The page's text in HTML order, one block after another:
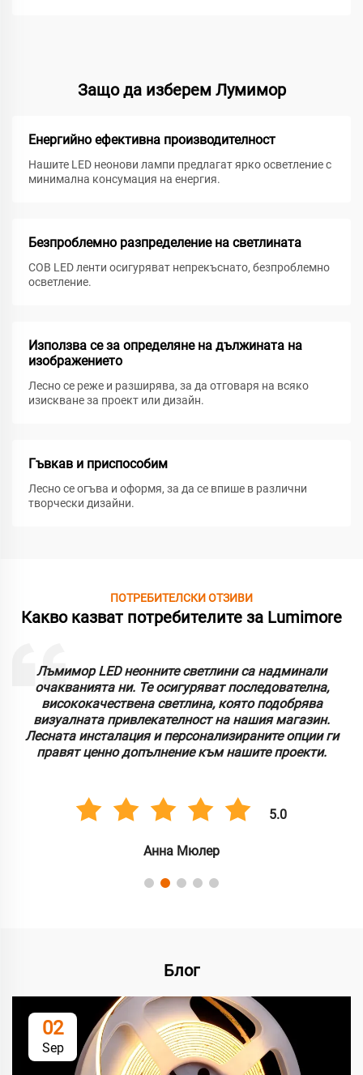
Защо да изберем Лумимор
Енергийно ефективна производителност
Нашите LED неонови лампи предлагат ярко осветление с
минимална консумация на енергия.
Безпроблемно разпределение на светлината
COB LED ленти осигуряват непрекъснато, безпроблемно
осветление.
Използва се за определяне на дължината на
изображението
Лесно се реже и разширява, за да отговаря на всяко
изискване за проект или дизайн.
Гъвкав и приспособим
Лесно се огъва и оформя, за да се впише в различни
творчески дизайни.
ПОТРЕБИТЕЛСКИ ОТЗИВИ
Какво казват потребителите за Lumimore
Лъмимор LED неонните светлини са надминали
очакванията ни. Те осигуряват последователна,
висококачествена светлина, която подобрява
визуалната привлекателност на нашия магазин.
Лесната инсталация и персонализираните опции ги
правят ценно допълнение към нашите проекти.
5.0
Анна Мюлер
Блог
02
Sep